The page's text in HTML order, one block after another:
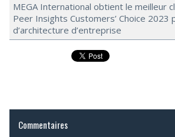
MEGA International obtient le meilleur
Peer Insights Customers’ Choice 2023
d’architecture d’entreprise
Commentaires